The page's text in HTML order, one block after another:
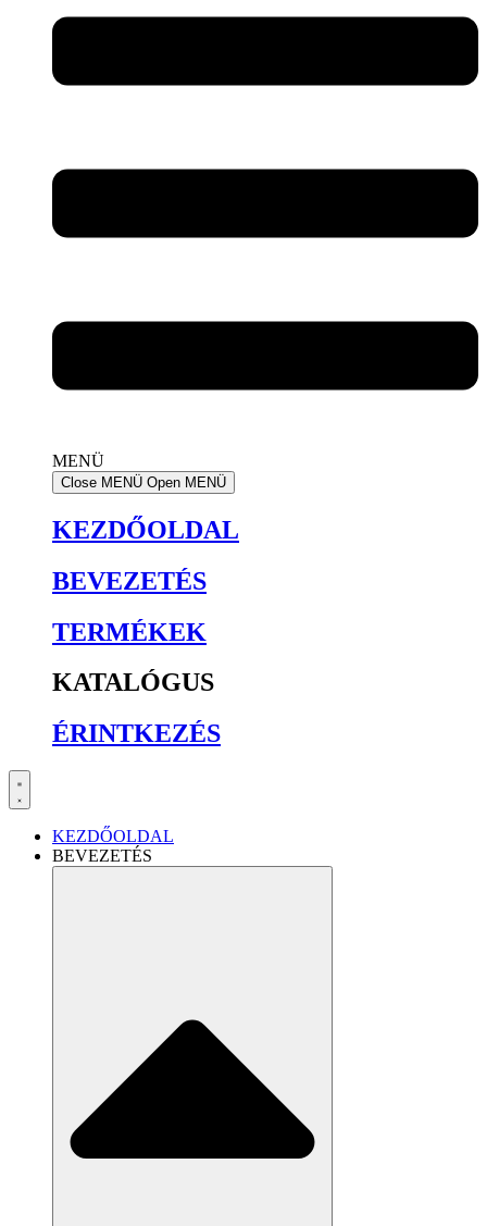
MENÜ
Close MENÜ Open MENÜ
KEZDŐOLDAL
BEVEZETÉS
TERMÉKEK
KATALÓGUS
ÉRINTKEZÉS
KEZDŐOLDAL
BEVEZETÉS